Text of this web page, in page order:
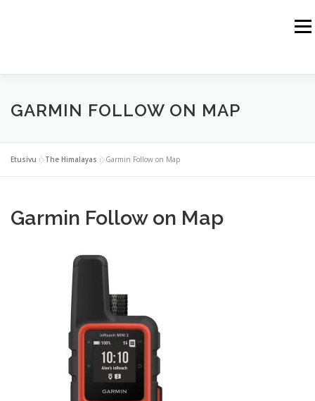
THE ALPS THE ROCKY MOUNTAINS
GARMIN FOLLOW ON MAP
Etusivu »The Himalayas »Garmin Follow on Map
Garmin Follow on Map